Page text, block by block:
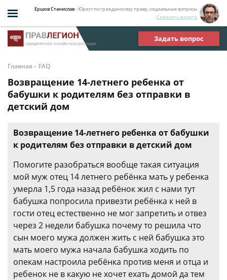
Ершов Станислав- Юрист по гражданскому праву, социальные вопросы
Спросить юриста
Задать вопрос
Главная - FAQ
Возвращение 14-летнего ребенка от
бабушки к родителям без отправки в
детский дом
Возвращение 14-летнего ребенка от бабушки
к родителям без отправки в детский дом
Помогите разобраться вообще такая ситуация
мой муж отец 14 летнего ребёнка мать у ребенка
умерла 1,5 года назад ребёнок жил с нами тут
бабушка попросила привезти ребёнка к ней в
гости отец естественно не мог запретить и отвез
через 2 недели бабушка почему то решила что
сын моего мужа должен жить с ней бабушка это
мать моего мужа начала бабушка ходить по
опекам настроила ребёнка против меня и отца и
ребенок не в какую не хочет ехать домой да тем